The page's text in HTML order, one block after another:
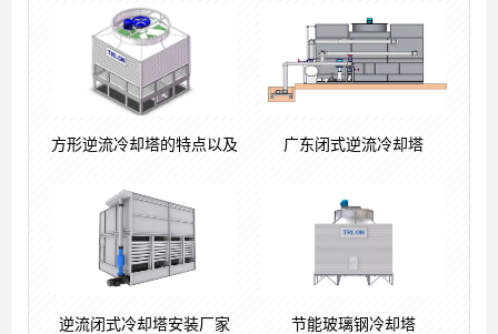
方形逆流冷却塔的特点以及 广东闭式逆流冷却塔
逆流闭式冷却塔安装厂家 节能玻璃钢冷却塔